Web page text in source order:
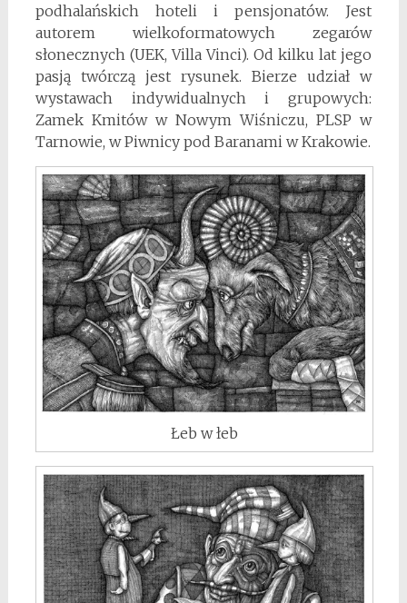
podhalańskich hoteli i pensjonatów. Jest
autorem wielkoformatowych zegarów
słonecznych (UEK, Villa Vinci). Od kilku lat jego
pasją twórczą jest rysunek. Bierze udział w
wystawach indywidualnych i grupowych:
Zamek Kmitów w Nowym Wiśniczu, PLSP w
Tarnowie, w Piwnicy pod Baranami w Krakowie.
Łeb w łeb